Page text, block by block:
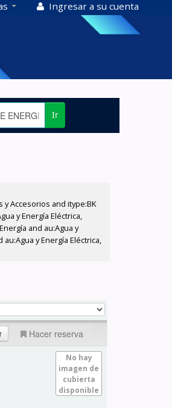
Ingresar a su cuenta
Ir
y Accesorios and itype:BK
y Energía Eléctrica,
and au:Agua y
y Energía Eléctrica,
Hacer reserva
No hay
imagen de
cubierta
disponible